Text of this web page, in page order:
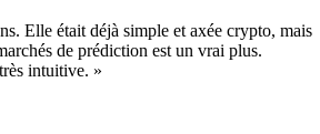
Elle était déjà simple et axée crypto, mais
de prédiction est un vrai plus.
intuitive. »